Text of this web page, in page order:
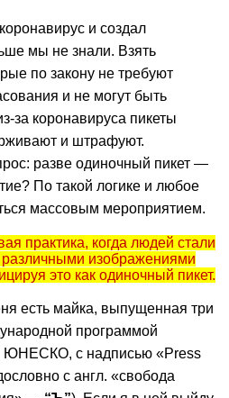
и создал
мы не знали. Взять
по закону не требуют
и не могут быть
за коронавируса пикеты
и штрафуют.
разве одиночный пикет —
По такой логике и любое
массовым мероприятием.
практика, когда людей стали
различными изображениями
это как одиночный пикет.
есть майка, выпущенная три
программой
ЮНЕСКО, с надписью «Press
с англ. «свобода